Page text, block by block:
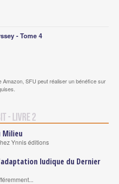
- Tome 4
Amazon, SFU peut réaliser un bénéfice sur
- Livre 2
Milieu
Ynnis éditions
ludique du Dernier